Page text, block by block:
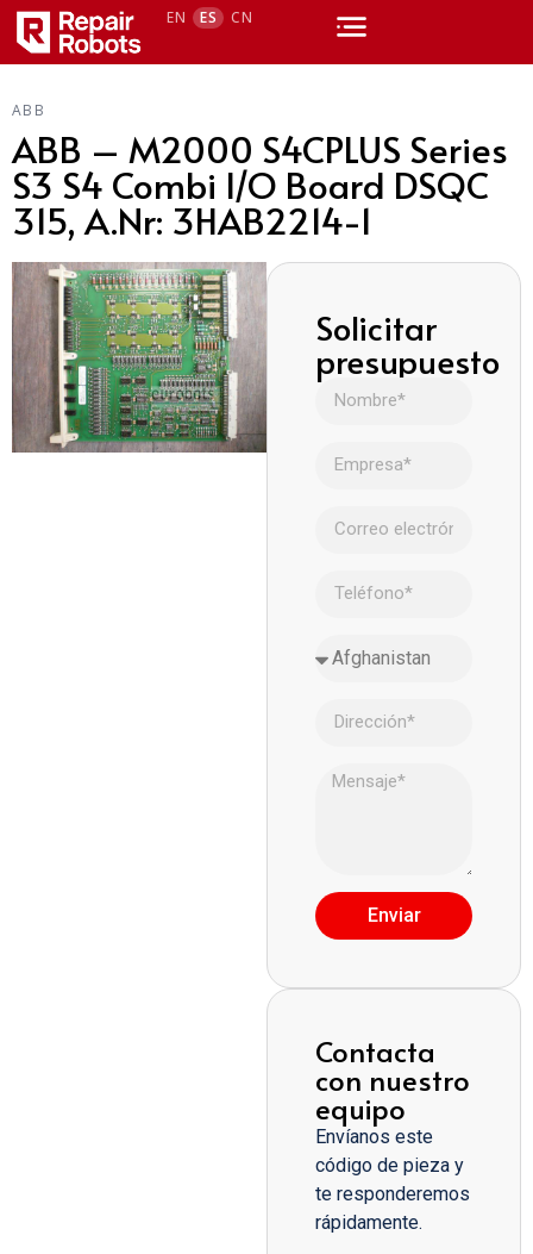
EN ES CN
ABB
ABB – M2000 S4CPLUS Series
S3 S4 Combi I/O Board DSQC
315, A.Nr: 3HAB2214-1
Solicitar
presupuesto
Enviar
Contacta
con nuestro
equipo
Envíanos este
código de pieza y
te responderemos
rápidamente.